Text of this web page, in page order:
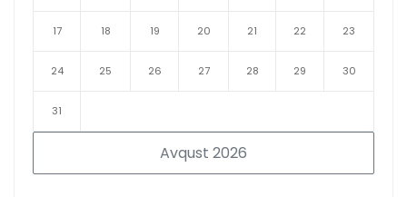
Avqust 2026
17 18 19 20 21 22 23
24 25 26 27 28 29 30
31